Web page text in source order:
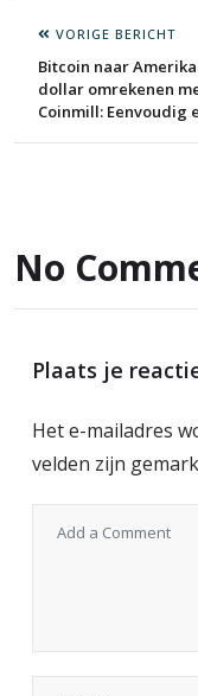
VORIGE BERICHT
Bitcoin naar
dollar omrekenen
Coinmill: Eenvoudig
No
Plaats je
Het e-mailadres
velden zijn